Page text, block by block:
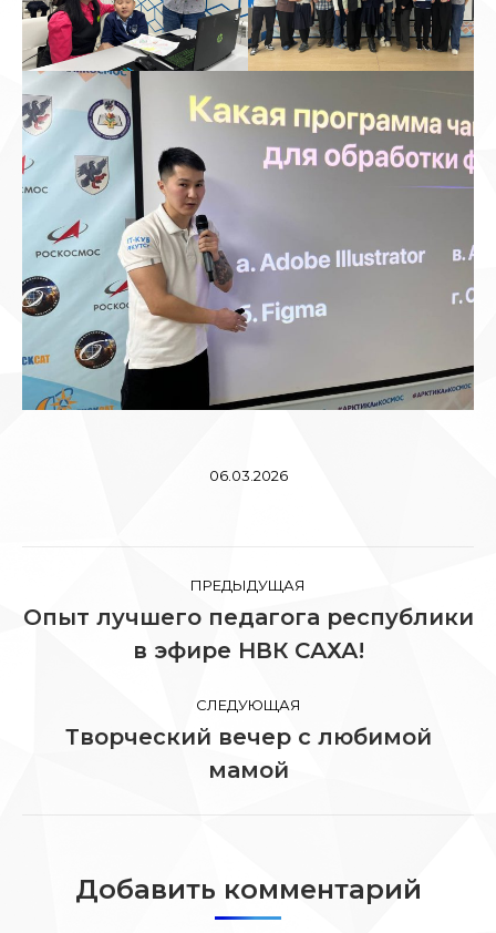
06.03.2026
Навигация
по
записям
ПРЕДЫДУЩАЯ
Предыдущая
запись:
Опыт лучшего педагога республики
в эфире НВК САХА!
СЛЕДУЮЩАЯ
Следующая
запись:
​​​​​​​Творческий вечер с любимой
мамой
Добавить комментарий